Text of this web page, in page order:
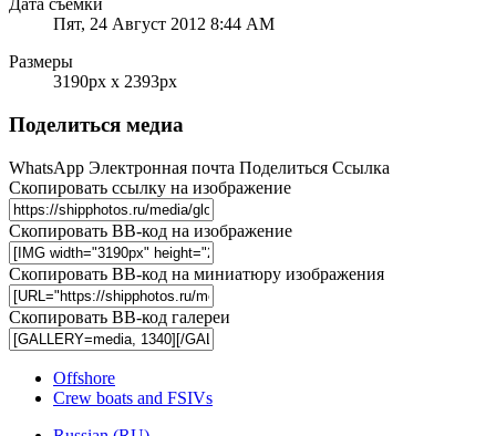
Дата съёмки
Пят, 24 Август 2012 8:44 AM
Размеры
3190px x 2393px
Поделиться медиа
WhatsApp Электронная почта Поделиться Ссылка
Скопировать ссылку на изображение
Скопировать BB-код на изображение
Скопировать BB-код на миниатюру изображения
Скопировать BB-код галереи
Offshore
Crew boats and FSIVs